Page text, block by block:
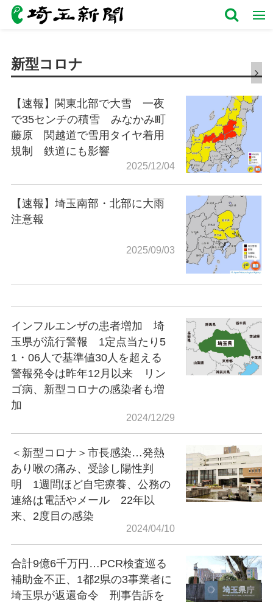
新型コロナ
【速報】関東北部で大雪 一夜
で35センチの積雪 みなかみ町
藤原 関越道で雪用タイヤ着用
規制 鉄道にも影響
2025/12/04
【速報】埼玉南部・北部に大雨
注意報
2025/09/03
インフルエンザの患者増加 埼
玉県が流行警報 1定点当たり5
1・06人で基準値30人を超える
警報発令は昨年12月以来 リン
ゴ病、新型コロナの感染者も増
加
2024/12/29
＜新型コロナ＞市長感染…発熱
あり喉の痛み、受診し陽性判
明 1週間ほど自宅療養、公務の
連絡は電話やメール 22年以
来、2度目の感染
2024/04/10
合計9億6千万円…PCR検査巡る
補助金不正、1都2県の3事業者に
埼玉県が返還命令 刑事告訴を